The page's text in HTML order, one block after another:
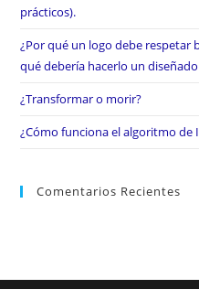
prácticos).
¿Por qué un logo debe respetar
qué debería hacerlo un
¿Transformar o morir?
¿Cómo funciona el algoritmo de
Comentarios Recientes